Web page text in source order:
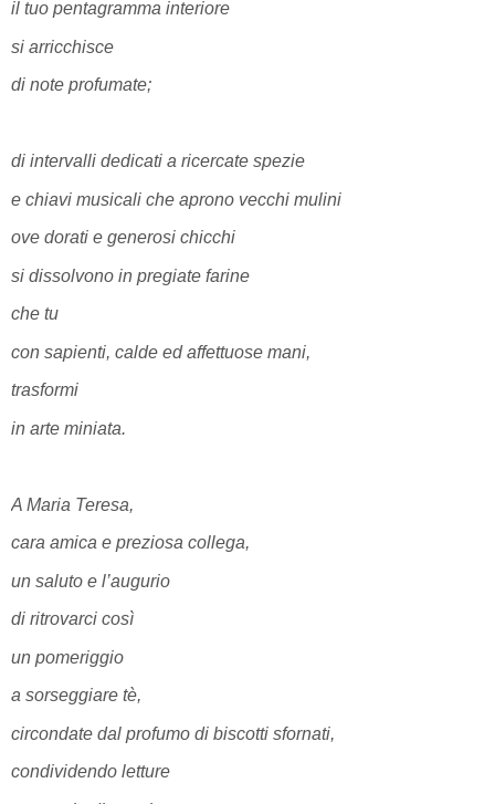
il tuo pentagramma interiore
si arricchisce
di note profumate;
di intervalli dedicati a ricercate spezie
e chiavi musicali che aprono vecchi mulini
ove dorati e generosi chicchi
si dissolvono in pregiate farine
che tu
con sapienti, calde ed affettuose mani,
trasformi
in arte miniata.
A Maria Teresa,
cara amica e preziosa collega,
un saluto e l’augurio
di ritrovarci così
un pomeriggio
a sorseggiare tè,
circondate dal profumo di biscotti sfornati,
condividendo letture